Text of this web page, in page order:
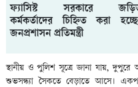
ফ্যাসিস্ট সরকারে
কর্মকর্তাদের চিহ্নিত করা
জনপ্রশাসন প্রতিমন্ত্রী
স্থানীয় ও পুলিশ সূত্রে জানা যায়,
শুভসন্ধ্যা সৈকতে বেড়াতে আসে।